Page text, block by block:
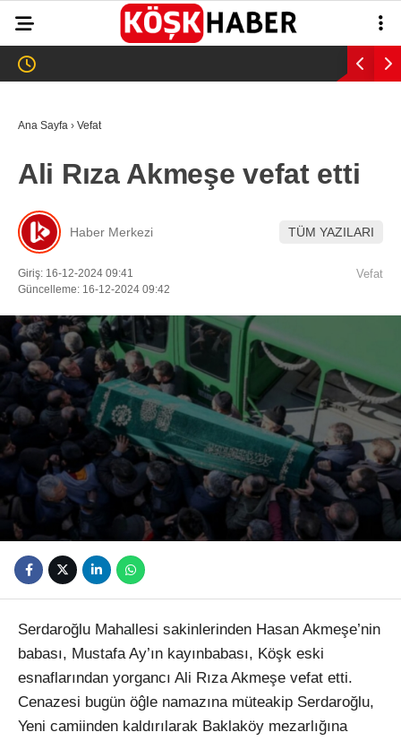
WhatsApp İhbar
Hattı
Instagram
Youtube
23.4°
ASAYİŞ
EĞİTİM
SAĞLIK
EKONOMİ
SPOR
VEFAT
Ana Sayfa › Vefat
Ali Rıza Akmeşe vefat etti
Haber Merkezi TÜM YAZILARI
Giriş: 16-12-2024 09:41
Güncelleme: 16-12-2024 09:42
Vefat
Serdaroğlu Mahallesi sakinlerinden Hasan Akmeşe’nin
babası, Mustafa Ay’ın kayınbabası, Köşk eski
esnaflarından yorgancı Ali Rıza Akmeşe vefat etti.
Cenazesi bugün öĝle namazına müteakip Serdaroğlu,
Yeni camiinden kaldırılarak Baklaköy mezarlığına